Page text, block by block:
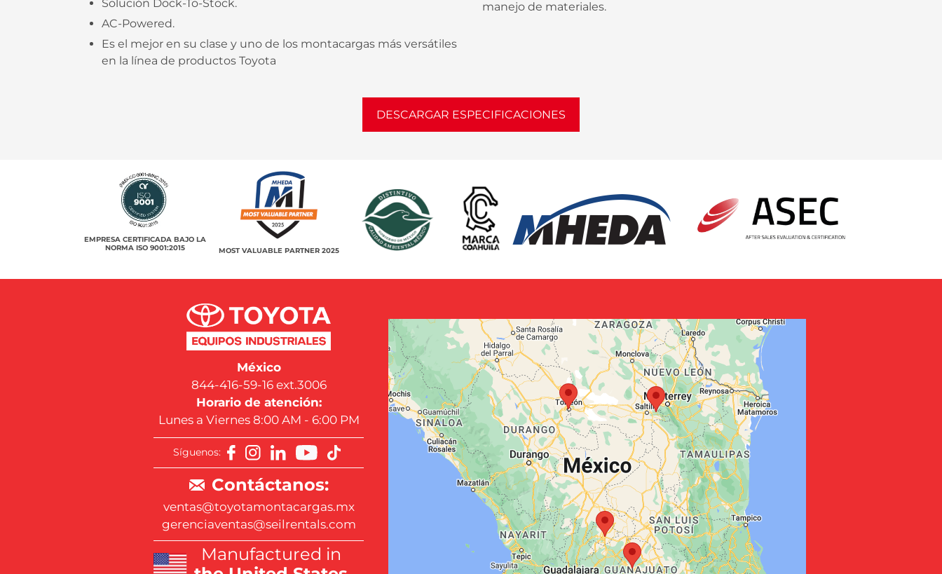
Solución Dock-To-Stock.
AC-Powered.
Es el mejor en su clase y uno de los montacargas más versátiles
en la línea de productos Toyota
manejo de materiales.
DESCARGAR ESPECIFICACIONES
EMPRESA CERTIFICADA BAJO LA
NORMA ISO 9001:2015
MOST VALUABLE PARTNER 2025
México
844-416-59-16 ext.3006
Horario de atención:
Lunes a Viernes 8:00 AM - 6:00 PM
Síguenos:
Contáctanos:
ventas@toyotamontacargas.mx
gerenciaventas@seilrentals.com
Manufactured in